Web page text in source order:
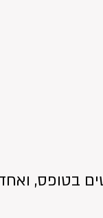
בטופס, ואחד